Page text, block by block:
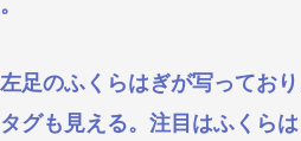
所地獄と化す「ずっと同じ
橋名人が左手のバネを取るため
足のふくらはぎが写ってお
グも見える。注目はふくら